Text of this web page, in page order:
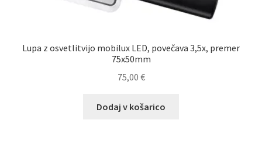
Lupa z osvetlitvijo mobilux LED, povečava 3,5x, premer
75x50mm
75,00 €
Dodaj v košarico